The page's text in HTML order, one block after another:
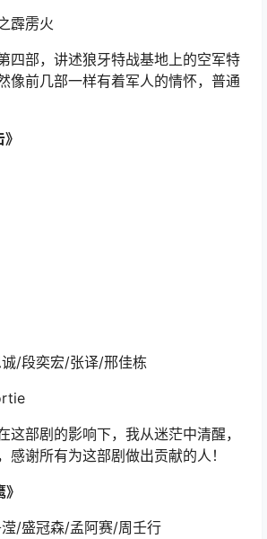
霹雳火
四部，讲述狼牙特战基地上的空军特
像前几部一样有着军人的情怀，普通
/段奕宏/张译/邢佳栋
这部剧的影响下，我从迷茫中清醒，
感谢所有为这部剧做出贡献的人！